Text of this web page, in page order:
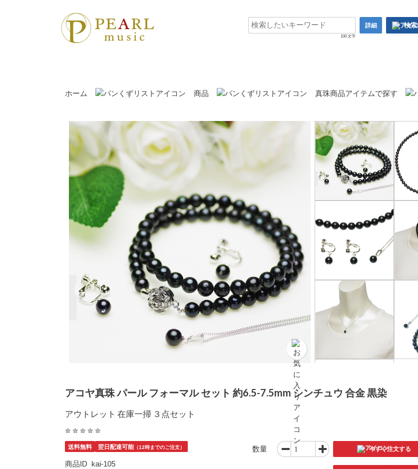
100 文字
詳細 検索
ホーム 商品 真珠商品アイテムで探す
アコヤ真珠 パール フォーマル セット 約6.5-7.5mm シンチュウ 合金 黒染
アウトレット 在庫一掃 ３点セット
送料無料 翌日配達可能（12時までのご注文）
商品ID kai-105
数量 今すぐ注文する